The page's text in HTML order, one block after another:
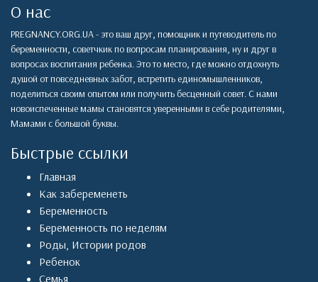
О нас
PREGNANCY.ORG.UA - это ваш друг, помощник и путеводитель по
беременности, советчкик по вопросам планирования, ну и друг в
вопросах воспитания ребенка. Это то место, где можно отдохнуть
душой от повседневных забот, встретить единомышленников,
поделиться своим опытом или получить бесценный совет. С нами
новоиспеченные мамы становятся уверенными в себе родителями,
Мамами с большой буквы.
Быстрые ссылки
Главная
Как забеременеть
Беременность
Беременность по неделям
Роды, Истории родов
Ребенок
Семья